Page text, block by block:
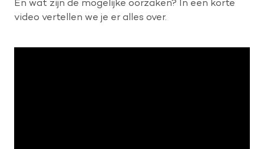
Oorzaken
En wat zijn de mogelijke oorzaken? In een korte
video vertellen we je er alles over.